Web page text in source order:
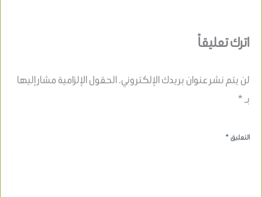
اترك تعليقاً
لن يتم نشر عنوان بريدك الإلكتروني.الحقول الإلزامية مشار إليها
بـ*
التعليق*